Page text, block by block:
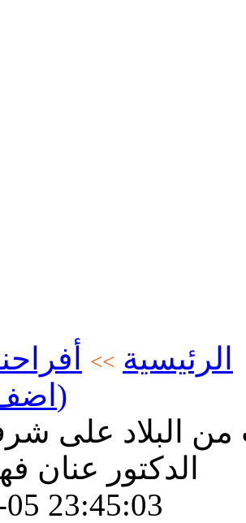
الرئيسية >>
(اضف تعقيب)
البلاد على
الدكتور عنان
23:45:03